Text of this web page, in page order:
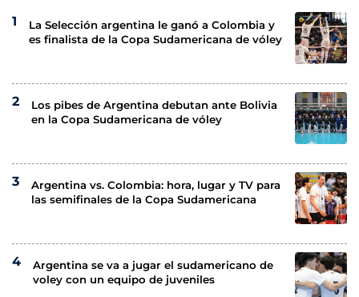
La Selección argentina le ganó a Colombia y
es finalista de la Copa Sudamericana de vóley
Los pibes de Argentina debutan ante Bolivia
en la Copa Sudamericana de vóley
Argentina vs. Colombia: hora, lugar y TV para
las semifinales de la Copa Sudamericana
Argentina se va a jugar el sudamericano de
voley con un equipo de juveniles